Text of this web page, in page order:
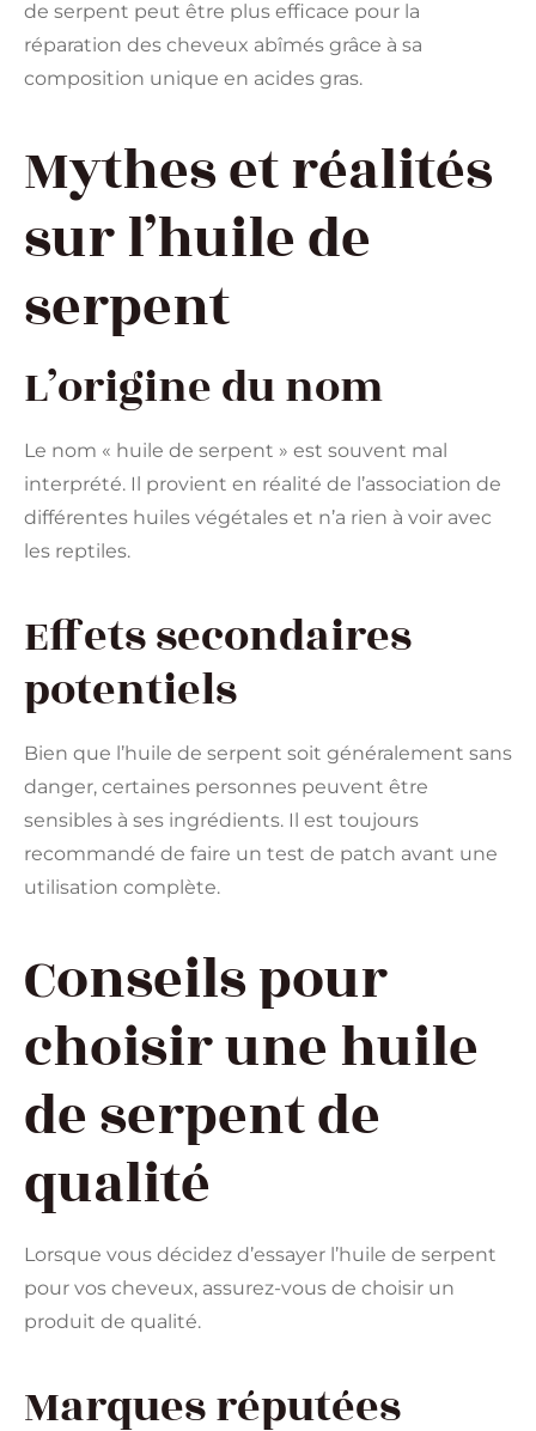
de serpent peut être plus efficace pour la
réparation des cheveux abîmés grâce à sa
composition unique en acides gras.
Mythes et réalités
sur l’huile de
serpent
L’origine du nom
Le nom « huile de serpent » est souvent mal
interprété. Il provient en réalité de l’association de
différentes huiles végétales et n’a rien à voir avec
les reptiles.
Effets secondaires
potentiels
Bien que l’huile de serpent soit généralement sans
danger, certaines personnes peuvent être
sensibles à ses ingrédients. Il est toujours
recommandé de faire un test de patch avant une
utilisation complète.
Conseils pour
choisir une huile
de serpent de
qualité
Lorsque vous décidez d’essayer l’huile de serpent
pour vos cheveux, assurez-vous de choisir un
produit de qualité.
Marques réputées